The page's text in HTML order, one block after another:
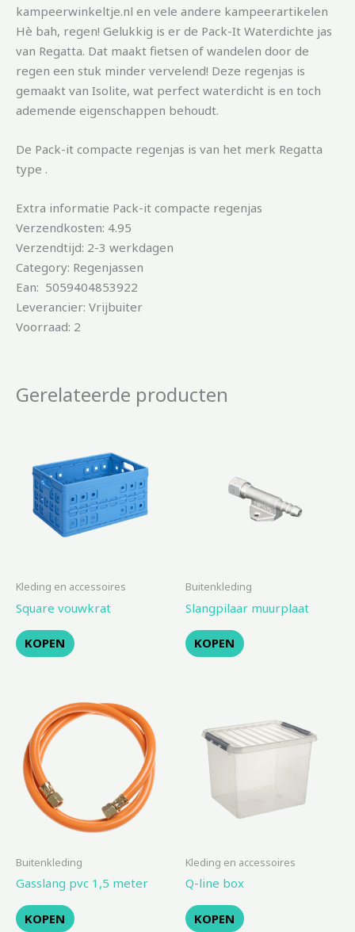
kampeerwinkeltje.nl en vele andere kampeerartikelen
Hè bah, regen! Gelukkig is er de Pack-It Waterdichte jas
van Regatta. Dat maakt fietsen of wandelen door de
regen een stuk minder vervelend! Deze regenjas is
gemaakt van Isolite, wat perfect waterdicht is en toch
ademende eigenschappen behoudt.
De Pack-it compacte regenjas is van het merk Regatta
type .
Extra informatie Pack-it compacte regenjas
Verzendkosten: 4.95
Verzendtijd: 2-3 werkdagen
Category: Regenjassen
Ean: 5059404853922
Leverancier: Vrijbuiter
Voorraad: 2
Gerelateerde producten
Kleding en accessoires
Square vouwkrat
KOPEN
Buitenkleding
Slangpilaar muurplaat
KOPEN
Buitenkleding
Gasslang pvc 1,5 meter
KOPEN
Kleding en accessoires
Q-line box
KOPEN